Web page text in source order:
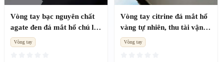
Vòng tay bạc nguyên chất
agate đen đá mắt hổ chú lục
tự, quà Valentine may mắn
Vòng tay
Vòng tay citrine đá mắt hổ
vàng tự nhiên, thu tài vận
quà tặng
Vòng tay